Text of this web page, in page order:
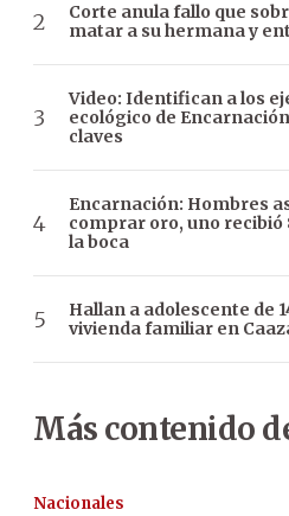
Corte anula fallo que
matar a su hermana y
Video: Identifican a los
ecológico de
claves
Encarnación: Hombres
comprar oro, uno recibió
la boca
Hallan a adolescente de
vivienda familiar en
Más contenido
Nacionales